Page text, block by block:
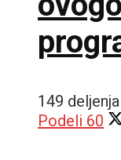
149 deljenja
Podeli 60